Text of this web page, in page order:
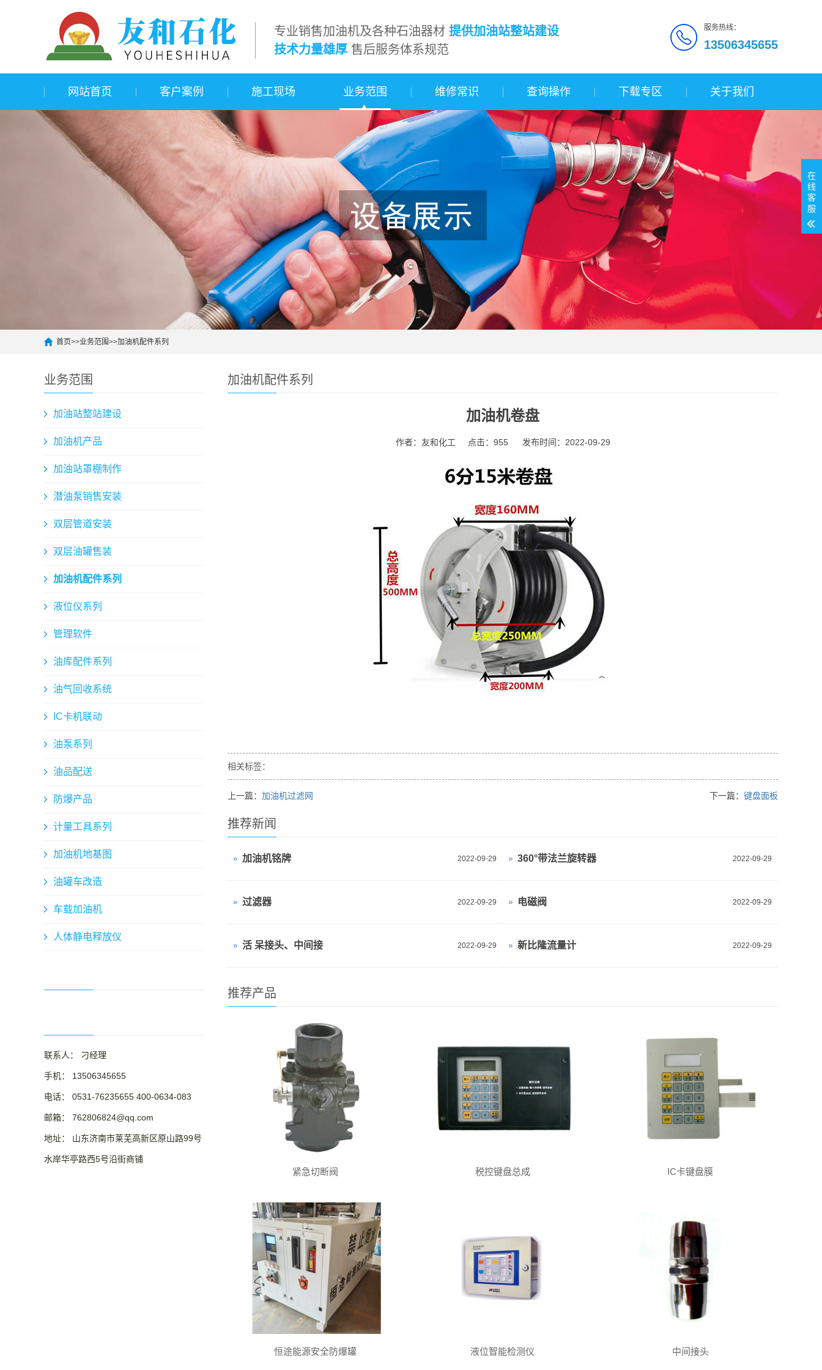
服务热线：
13506345655
专业销售加油机及各种石油器材 提供加油站整站建设
技术力量雄厚 售后服务体系规范
网站首页 客户案例 施工现场 业务范围 维修常识 查询操作 下载专区 关于我们
首页>>业务范围>>加油机配件系列
业务范围
加油站整站建设
加油机产品
加油站罩棚制作
潜油泵销售安装
双层管道安装
双层油罐售装
加油机配件系列
液位仪系列
管理软件
油库配件系列
油气回收系统
IC卡机联动
油泵系列
油品配送
防爆产品
计量工具系列
加油机地基图
油罐车改造
车载加油机
人体静电释放仪
联系人： 刁经理
手机： 13506345655
电话： 0531-76235655 400-0634-083
邮箱： 762806824@qq.com
地址： 山东济南市莱芜高新区原山路99号
水岸华亭路西5号沿街商铺
加油机配件系列
加油机卷盘
作者：友和化工 点击：955 发布时间：2022-09-29
相关标签：
上一篇： 加油机过滤网 下一篇： 键盘面板
推荐新闻
2022-09-29
加油机铭牌 2022-09-29
360°带法兰旋转器
2022-09-29
过滤器 2022-09-29
电磁阀
2022-09-29
活 呆接头、中间接 2022-09-29
新比隆流量计
推荐产品
紧急切断阀 税控键盘总成 IC卡键盘膜
恒途能源安全防爆罐 液位智能检测仪 中间接头
在
线
客
服